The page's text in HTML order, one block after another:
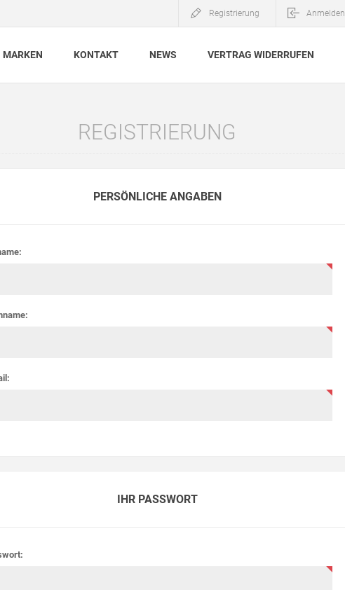
Registrierung Anmelden
MARKEN KONTAKT NEWS VERTRAG WIDERRUFEN
REGISTRIERUNG
PERSÖNLICHE ANGABEN
IHR PASSWORT